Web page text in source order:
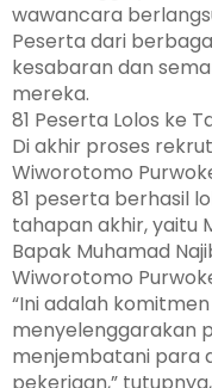
wawancara
Peserta dari
kesabaran dan
mereka.
81 Peserta Lolos ke
Di akhir proses
Wiworotomo
81 peserta berhasil
tahapan akhir, yaitu
Bapak Muhamad
Wiworotomo
“Ini adalah
menyelenggarakan
menjembatani para
pekerjaan,”